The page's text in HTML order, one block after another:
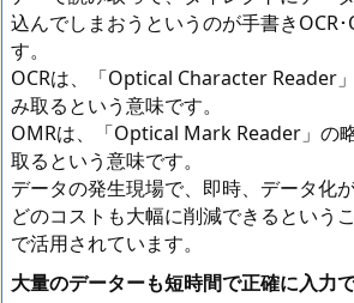
込んでしまおうというのが手書きOCR
す。
OCRは、「Optical Character Reader
み取るという意味です。
OMRは、「Optical Mark Reader」の
取るという意味です。
データの発生現場で、即時、データ化
どのコストも大幅に削減できるという
で活用されています。
大量のデーターも短時間で正確に入力